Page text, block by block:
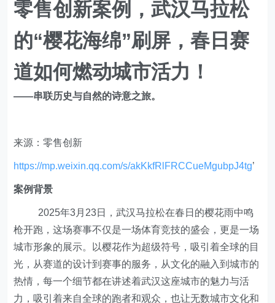
零售创新案例，武汉马拉松
的“樱花海绵”刷屏，春日赛
道如何燃动城市活力！
——串联历史与自然的诗意之旅。
来源：零售创新
https://mp.weixin.qq.com/s/akKkfRlFRCCueMgubpJ4tg’
案例背景
2025年3月23日，武汉马拉松在春日的樱花雨中鸣
枪开跑，这场赛事不仅是一场体育竞技的盛会，更是一场
城市形象的展示。以樱花作为超级符号，吸引着全球的目
光，从赛道的设计到赛事的服务，从文化的融入到城市的
热情，每一个细节都在讲述着武汉这座城市的魅力与活
力，吸引着来自全球的跑者和观众，也让无数城市文化和